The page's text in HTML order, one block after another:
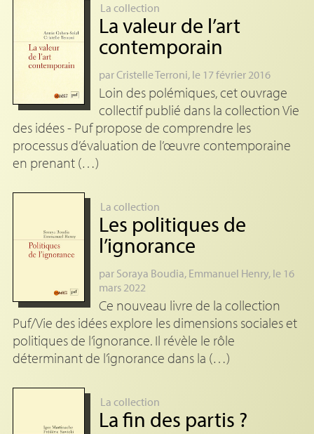
La collection
La valeur de l’art
contemporain
parCristelle Terroni, le 17 février 2016
Loin des polémiques, cet ouvrage
collectif publié dans la collection Vie
des idées - Puf propose de comprendre les
processus d’évaluation de l’œuvre contemporaine
en prenant (…)
La collection
Les politiques de
l’ignorance
par Soraya Boudia, Emmanuel Henry, le 16
mars 2022
Ce nouveau livre de la collection
Puf/Vie des idées explore les dimensions sociales et
politiques de l’ignorance. Il révèle le rôle
déterminant de l’ignorance dans la (…)
La collection
La fin des partis ?